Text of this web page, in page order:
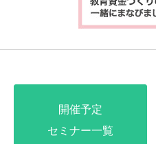
開催予定
セミナー一覧